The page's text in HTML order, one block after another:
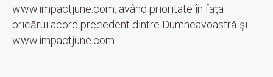
www.impactjune.com, având prioritate în faţa
oricărui acord precedent dintre Dumneavoastră şi
www.impactjune.com.